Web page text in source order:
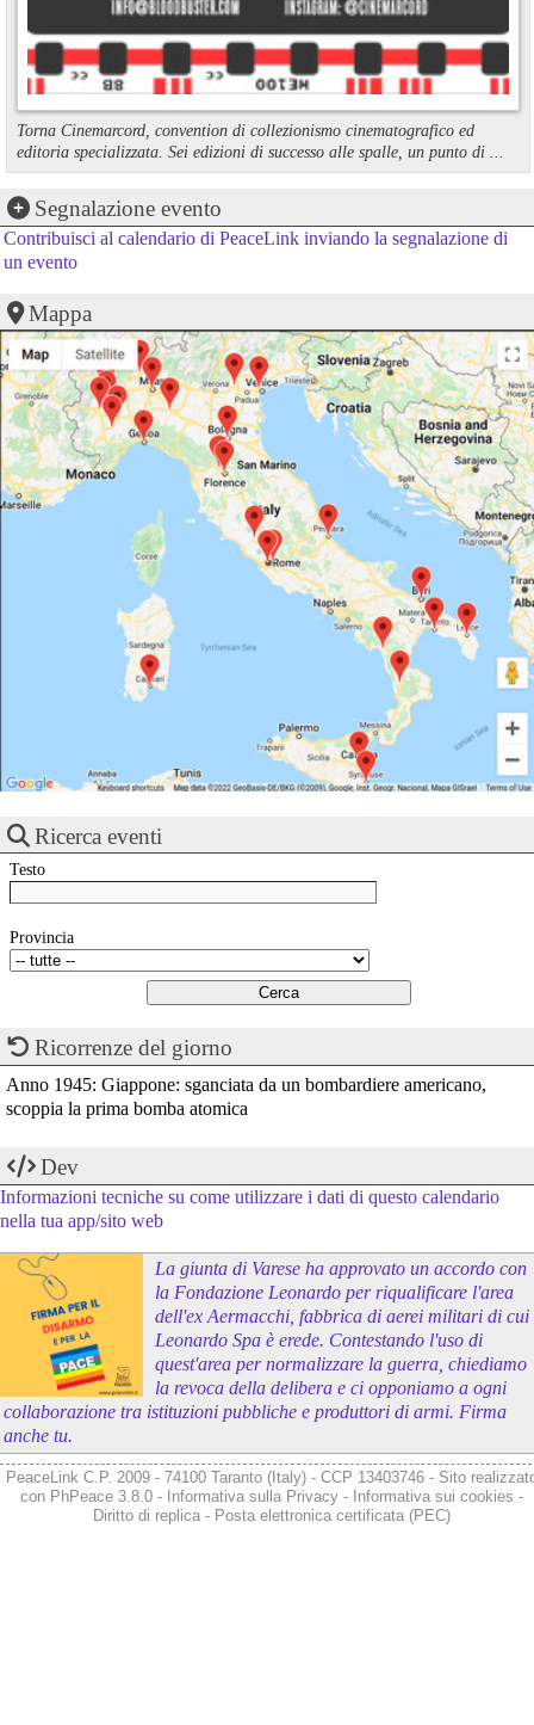
Torna Cinemarcord, convention di collezionismo cinematografico ed
editoria specializzata. Sei edizioni di successo alle spalle, un punto di ...
Segnalazione evento
Contribuisci al calendario di PeaceLink inviando la segnalazione di
un evento
Mappa
Ricerca eventi
Testo
Provincia
Ricorrenze del giorno
Anno 1945: Giappone: sganciata da un bombardiere americano,
scoppia la prima bomba atomica
Dev
Informazioni tecniche su come utilizzare i dati di questo calendario
nella tua app/sito web
La giunta di Varese ha approvato un accordo con
la Fondazione Leonardo per riqualificare l'area
dell'ex Aermacchi, fabbrica di aerei militari di cui
Leonardo Spa è erede. Contestando l'uso di
quest'area per normalizzare la guerra, chiediamo
la revoca della delibera e ci opponiamo a ogni
collaborazione tra istituzioni pubbliche e produttori di armi. Firma
anche tu.
PeaceLink C.P. 2009 - 74100 Taranto (Italy) - CCP 13403746 - Sito
con PhPeace 3.8.0- Informativa sulla Privacy- Informativa sui cookies -
Diritto di replica- Posta elettronica certificata (PEC)